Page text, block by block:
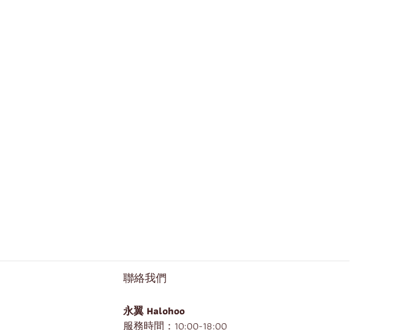
聯絡我們
永翼 Halohoo
服務時間：10:00-18:00